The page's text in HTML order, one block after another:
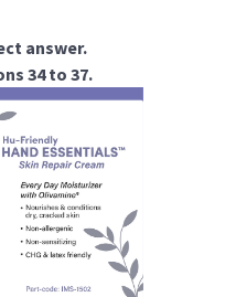
answer.
34 to 37.